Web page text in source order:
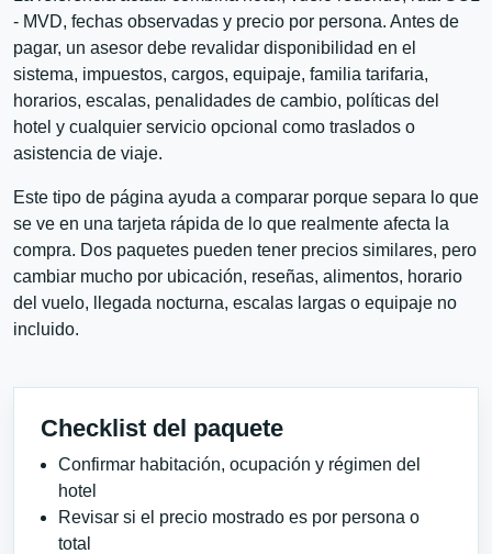
- MVD, fechas observadas y precio por persona. Antes de
pagar, un asesor debe revalidar disponibilidad en el
sistema, impuestos, cargos, equipaje, familia tarifaria,
horarios, escalas, penalidades de cambio, políticas del
hotel y cualquier servicio opcional como traslados o
asistencia de viaje.
Este tipo de página ayuda a comparar porque separa lo que
se ve en una tarjeta rápida de lo que realmente afecta la
compra. Dos paquetes pueden tener precios similares, pero
cambiar mucho por ubicación, reseñas, alimentos, horario
del vuelo, llegada nocturna, escalas largas o equipaje no
incluido.
Checklist del paquete
Confirmar habitación, ocupación y régimen del
hotel
Revisar si el precio mostrado es por persona o
total